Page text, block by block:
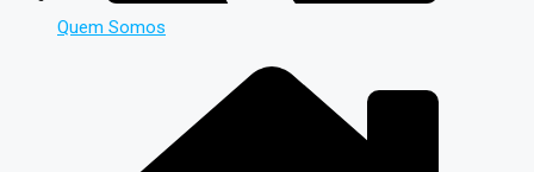
Quem Somos